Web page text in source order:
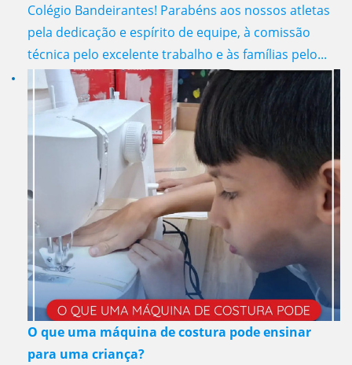
Colégio Bandeirantes! Parabéns aos nossos atletas
pela dedicação e espírito de equipe, à comissão
técnica pelo excelente trabalho e às famílias pelo...
O que uma máquina de costura pode ensinar
para uma criança?